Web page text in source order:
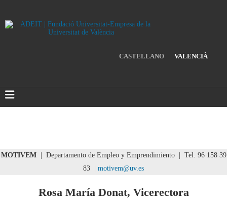
CASTELLANO VALENCIÀ
MOTIVEM
| Departamento de Empleo y Emprendimiento | Tel. 96 158 39
83 | motivem@uv.es
Rosa María Donat, Vicerectora